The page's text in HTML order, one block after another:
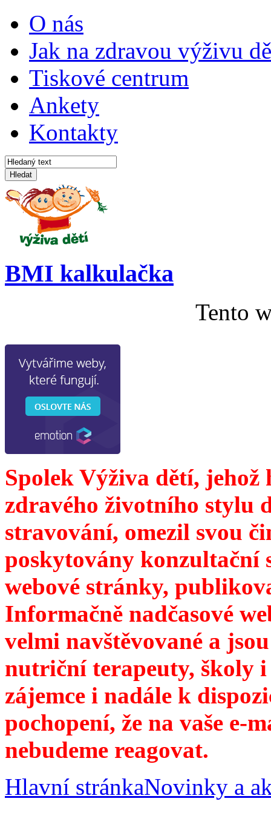
O nás
Jak na zdravou výživu
Tiskové centrum
Ankety
Kontakty
Hledat
BMI kalkulačka
Tento
Spolek Výživa dětí,
zdravého životního stylu
stravování, omezil svou
poskytovány konzultační
webové stránky,
Informačně nadčasové
velmi navštěvované a
nutriční terapeuty, školy
zájemce i nadále k
pochopení, že na vaše e-
nebudeme reagovat.
Hlavní stránkaNovinky a